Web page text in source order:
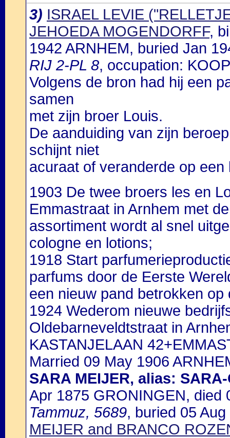
3) ISRAEL LEVIE
JEHOEDA MOGENDORFF,
1942 ARNHEM, buried Jan
RIJ 2-PL 8, occupation:
Volgens de bron had hij een
samen
met zijn broer Louis.
De aanduiding van zijn
schijnt niet
acuraat of veranderde op een
1903 De twee broers les en
Emmastraat in Arnhem met
assortiment wordt al snel
cologne en lotions;
1918 Start
parfums door de Eerste
een nieuw pand betrokken
1924 Wederom nieuwe
Oldebarneveldtstraat in
KASTANJELAAN
Married 09 May 1906
SARA MEIJER, alias:
Apr 1875 GRONINGEN, died
Tammuz, 5689, buried 05
MEIJER and BRANCO